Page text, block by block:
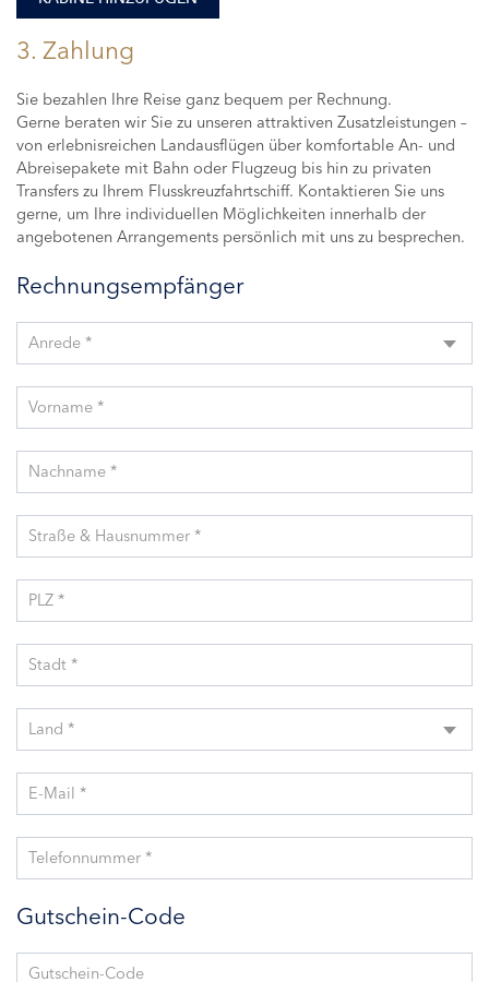
3. Zahlung
Sie bezahlen Ihre Reise ganz bequem per Rechnung.
Gerne beraten wir Sie zu unseren attraktiven Zusatzleistungen –
von erlebnisreichen Landausflügen über komfortable An- und
Abreisepakete mit Bahn oder Flugzeug bis hin zu privaten
Transfers zu Ihrem Flusskreuzfahrtschiff. Kontaktieren Sie uns
gerne, um Ihre individuellen Möglichkeiten innerhalb der
angebotenen Arrangements persönlich mit uns zu besprechen.
Rechnungsempfänger
Anrede *
Vorname *
Nachname *
Straße & Hausnummer *
PLZ *
Stadt *
Land *
E-Mail *
Telefonnummer *
Gutschein-Code
Gutschein-Code